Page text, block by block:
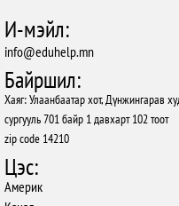
И-мэйл:
info@eduhelp.mn
Байршил:
Хаяг: Улаанбаатар хот, Дүнжингарав
сургууль 701 байр 1 давхарт 102 тоот
zip code 14210
Цэс:
Америк